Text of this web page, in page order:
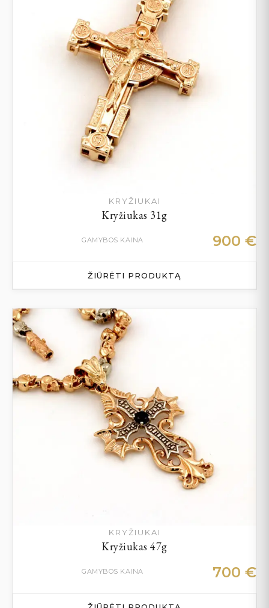
KRYŽIUKAI
Kryžiukas 31g
GAMYBOS KAINA 900 €
ŽIŪRĖTI PRODUKTĄ
KRYŽIUKAI
Kryžiukas 47g
GAMYBOS KAINA 700 €